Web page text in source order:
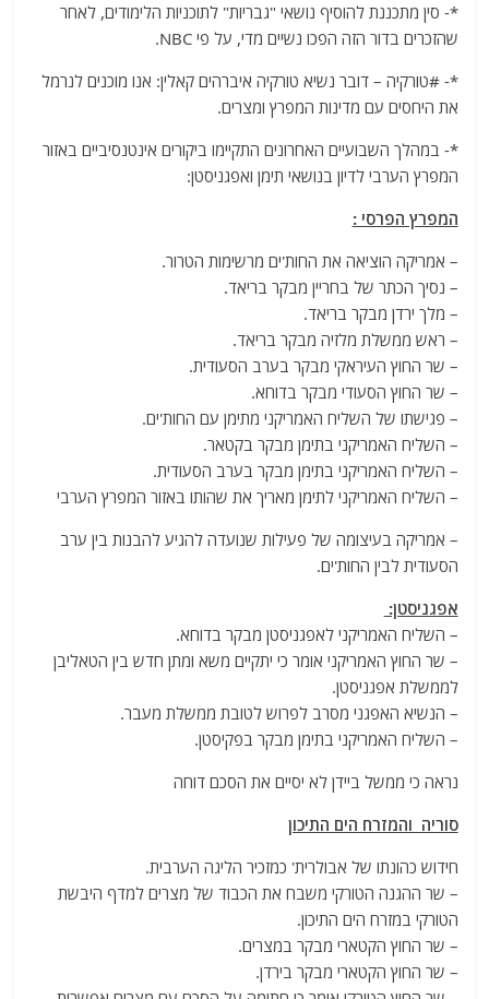
*- סין מתכננת להוסיף נושאי "גבריות" לתוכניות הלימודים, לאחר
שהזכרים בדור הזה הפכו נשיים מדי, על פי NBC.
*- #טורקיה – דובר נשיא טורקיה איברהים קאלין: אנו מוכנים לנרמל
את היחסים עם מדינות המפרץ ומצרים.
*- במהלך השבועיים האחרונים התקיימו ביקורים אינטנסיביים באזור
המפרץ הערבי לדיון בנושאי תימן ואפגניסטן:
המפרץ הפרסי :
– אמריקה הוציאה את החות'ים מרשימות הטרור.
– נסיך הכתר של בחריין מבקר בריאד.
– מלך ירדן מבקר בריאד.
– ראש ממשלת מלזיה מבקר בריאד.
– שר החוץ העיראקי מבקר בערב הסעודית.
– שר החוץ הסעודי מבקר בדוחא.
– פגישתו של השליח האמריקני מתימן עם החות'ים.
– השליח האמריקני בתימן מבקר בקטאר.
– השליח האמריקני בתימן מבקר בערב הסעודית.
– השליח האמריקני לתימן מאריך את שהותו באזור המפרץ הערבי
– אמריקה בעיצומה של פעילות שנועדה להגיע להבנות בין ערב
הסעודית לבין החות'ים.
אפגניסטן:
– השליח האמריקני לאפגניסטן מבקר בדוחא.
– שר החוץ האמריקני אומר כי יתקיים משא ומתן חדש בין הטאליבן
לממשלת אפגניסטן.
– הנשיא האפגני מסרב לפרוש לטובת ממשלת מעבר.
– השליח האמריקני בתימן מבקר בפקיסטן.
נראה כי ממשל ביידן לא יסיים את הסכם דוחה
סוריה והמזרח הים התיכון
חידוש כהונתו של אבולרית' כמזכיר הליגה הערבית.
– שר ההגנה הטורקי משבח את הכבוד של מצרים למדף היבשת
הטורקי במזרח הים התיכון.
– שר החוץ הקטארי מבקר במצרים.
– שר החוץ הקטארי מבקר בירדן.